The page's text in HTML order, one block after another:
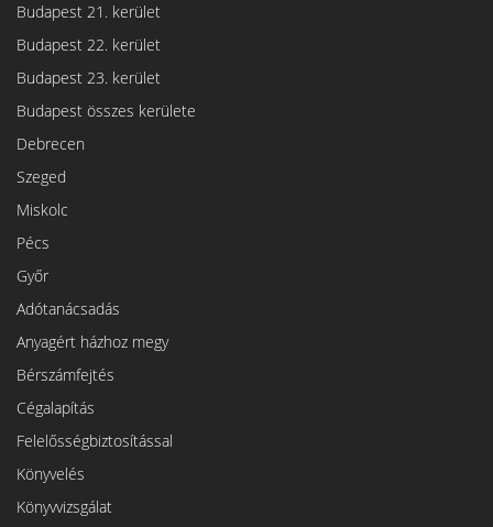
Budapest 21. kerület
Budapest 22. kerület
Budapest 23. kerület
Budapest összes kerülete
Debrecen
Szeged
Miskolc
Pécs
Győr
Adótanácsadás
Anyagért házhoz megy
Bérszámfejtés
Cégalapítás
Felelősségbiztosítással
Könyvelés
Könyvvizsgálat